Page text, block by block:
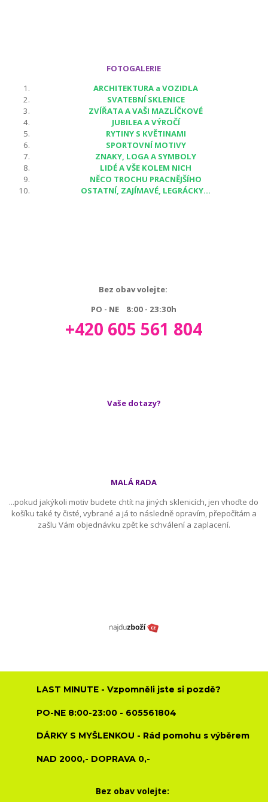
FOTOGALERIE
ARCHITEKTURA a VOZIDLA
SVATEBNÍ SKLENICE
ZVÍŘATA A VAŠI MAZLÍČKOVÉ
JUBILEA A VÝROČÍ
RYTINY S KVĚTINAMI
SPORTOVNÍ MOTIVY
ZNAKY, LOGA A SYMBOLY
LIDÉ A VŠE KOLEM NICH
NĚCO TROCHU PRACNĚJŠÍHO
OSTATNÍ, ZAJÍMAVÉ, LEGRÁCKY...
Bez obav volejte:
PO - NE 8:00 - 23:30h
+420 605 561 804
Vaše dotazy?
MALÁ RADA
...pokud jakýkoli motiv budete chtít na jiných sklenicích, jen vhoďte do
košíku také ty čisté, vybrané a já to následně opravím, přepočítám a
zašlu Vám objednávku zpět ke schválení a zaplacení.
LAST MINUTE - Vzpomněli jste si pozdě?
PO-NE 8:00-23:00 - 605561804
DÁRKY S MYŠLENKOU - Rád pomohu s výběrem
NAD 2000,- DOPRAVA 0,-
Bez obav volejte: